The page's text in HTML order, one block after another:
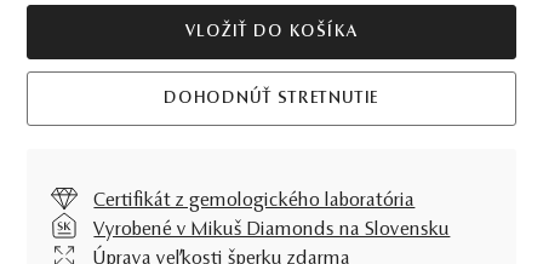
VLOŽIŤ DO KOŠÍKA
DOHODNÚŤ STRETNUTIE
Certifikát z gemologického laboratória
Vyrobené v Mikuš Diamonds na Slovensku
Úprava veľkosti šperku zdarma